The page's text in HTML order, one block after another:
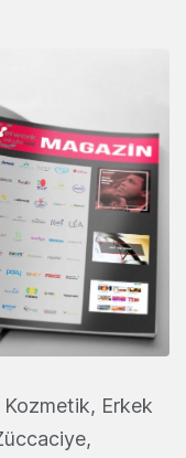
Kozmetik, Erkek